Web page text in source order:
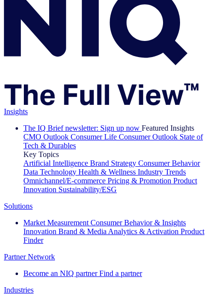
Insights
The IQ Brief newsletter: Sign up now Featured Insights
CMO Outlook Consumer Life Consumer Outlook State of
Tech & Durables
Key Topics
Artificial Intelligence Brand Strategy Consumer Behavior
Data Technology Health & Wellness Industry Trends
Omnichannel/E-commerce Pricing & Promotion Product
Innovation Sustainability/ESG
Solutions
Market Measurement Consumer Behavior & Insights
Innovation Brand & Media Analytics & Activation Product
Finder
Partner Network
Become an NIQ partner Find a partner
Industries